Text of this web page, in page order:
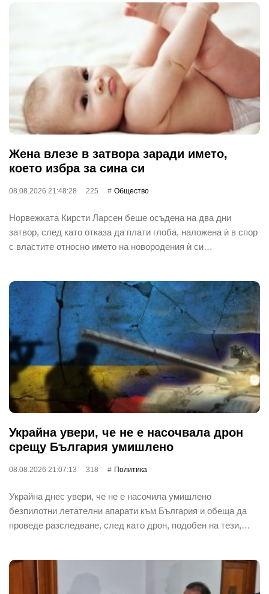
Жена влезе в затвора заради името,
което избра за сина си
08.08.2026 21:48:28 225 Общество
Норвежката Кирсти Ларсен беше осъдена на два дни
затвор, след като отказа да плати глоба, наложена ѝ в спор
с властите относно името на новородения ѝ си…
Украйна увери, че не е насочвала дрон
срещу България умишлено
08.08.2026 21:07:13 318 Политика
Украйна днес увери, че не е насочила умишлено
безпилотни летателни апарати към България и обеща да
проведе разследване, след като дрон, подобен на тези,…